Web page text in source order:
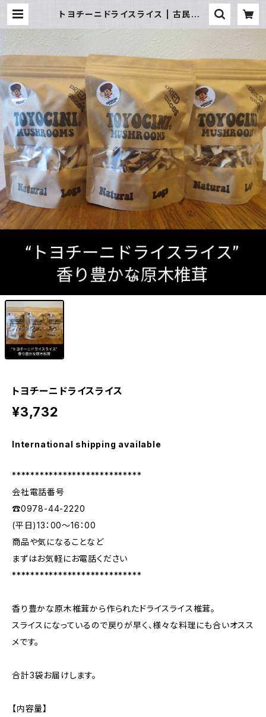
トヨチーニドライスライス | 古民家B
1/1
トヨチーニドライスライス
¥3,732
International shipping available
****************************
会社電話番号
☎0978-44-2220
(平日)13：00～16：00
商品や気になることなど
まずはお気軽にお電話ください
****************************
香り豊かな原木椎茸から作られたドライスライス椎茸。
スライスになっているので戻りが早く、様々な料理にも合いオスス
メです。
合計3袋お届けします。
【内容量】